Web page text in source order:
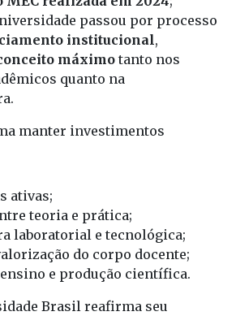
passou por processo
institucional,
máximo tanto nos
quanto na
manter investimentos
ativas;
teoria e prática;
laboratorial e tecnológica;
do corpo docente;
e produção científica.
Brasil reafirma seu